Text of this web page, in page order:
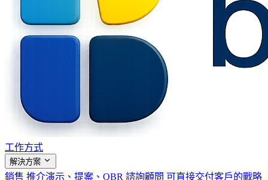
工作方式
解決方案
銷售 推介演示、提案、QBR 諮詢顧問 可直接交付客戶的戰略